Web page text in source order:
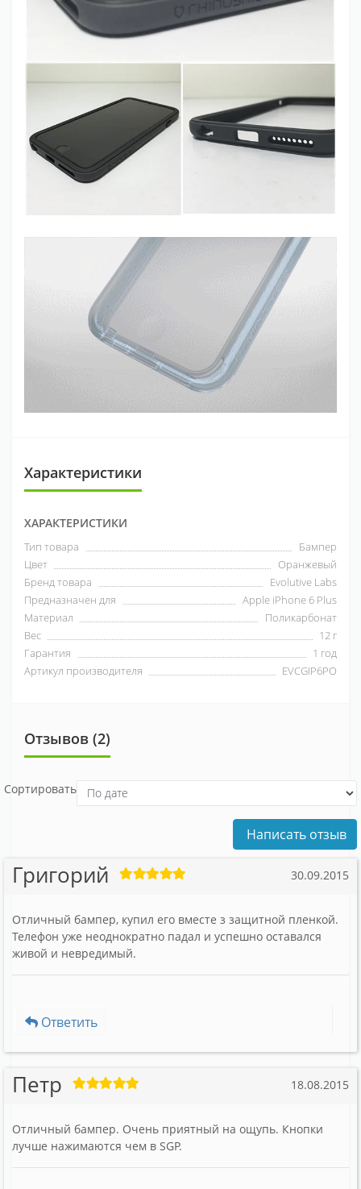
Характеристики
ХАРАКТЕРИСТИКИ
Тип товара
Бампер
Цвет
Оранжевый
Бренд товара
Evolutive Labs
Предназначен для
Apple iPhone 6 Plus
Материал
Поликарбонат
Вес
12 г
Гарантия
1 год
Артикул производителя
EVCGIP6PO
Отзывов (2)
Сортировать
Написать отзыв
Григорий 30.09.2015
Отличный бампер, купил его вместе з защитной пленкой.
Телефон уже неоднократно падал и успешно оставался
живой и невредимый.
Ответить
Петр 18.08.2015
Отличный бампер. Очень приятный на ощупь. Кнопки
лучше нажимаются чем в SGP.